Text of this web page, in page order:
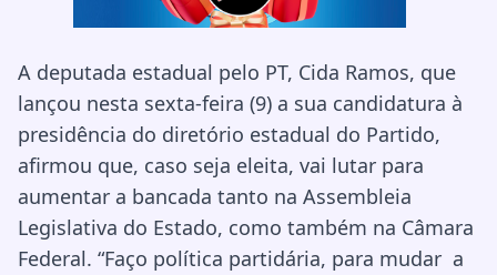
A deputada estadual pelo PT, Cida Ramos, que
lançou nesta sexta-feira (9) a sua candidatura à
presidência do diretório estadual do Partido,
afirmou que, caso seja eleita, vai lutar para
aumentar a bancada tanto na Assembleia
Legislativa do Estado, como também na Câmara
Federal. “Faço política partidária, para mudar a